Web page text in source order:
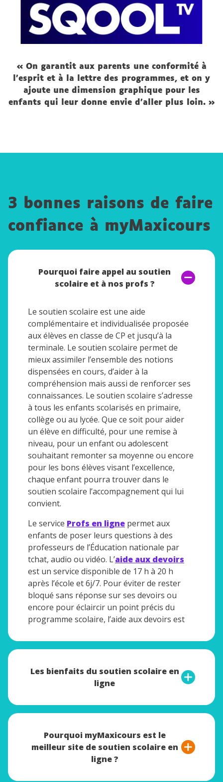
« On garantit aux parents une conformité à
l’esprit et à la lettre des programmes, et on y
ajoute une dimension graphique pour les
enfants qui leur donne envie d’aller plus loin. »
3 bonnes raisons de faire
confiance à myMaxicours
Pourquoi faire appel au soutien
scolaire et à nos profs ?
Le soutien scolaire est une aide
complémentaire et individualisée proposée
aux élèves en classe de CP et jusqu’à la
terminale. Le soutien scolaire permet de
mieux assimiler l’ensemble des notions
dispensées en cours, d’aider à la
compréhension mais aussi de renforcer ses
connaissances. Le soutien scolaire s’adresse
à tous les enfants scolarisés en primaire,
collège ou au lycée. Que ce soit pour aider
un élève en difficulté, pour une remise à
niveau, pour un enfant ou adolescent
souhaitant remonter sa moyenne ou encore
pour les bons élèves visant l’excellence,
chaque enfant pourra trouver dans le
soutien scolaire l’accompagnement qui lui
convient.
Le service Profs en ligne permet aux
enfants de poser leurs questions à des
professeurs de l’Éducation nationale par
tchat, audio ou vidéo. L’aide aux devoirs
est un service disponible de 17 h à 20 h
après l’école et 6j/7. Pour éviter de rester
bloqué sans réponse sur ses devoirs ou
encore pour éclaircir un point précis du
programme scolaire, l’aide aux devoirs est
de nos professeurs certifiés pour un
individualisé.
Les bienfaits du soutien scolaire en
ligne
Le soutien scolaire en ligne correspond à un
le web grâce à l’accès à une plateforme
dédiée. Avec le soutien scolaire en ligne, les
élèves peuvent retrouver toutes les
Pourquoi myMaxicours est le
meilleur site de soutien scolaire en
ligne ?